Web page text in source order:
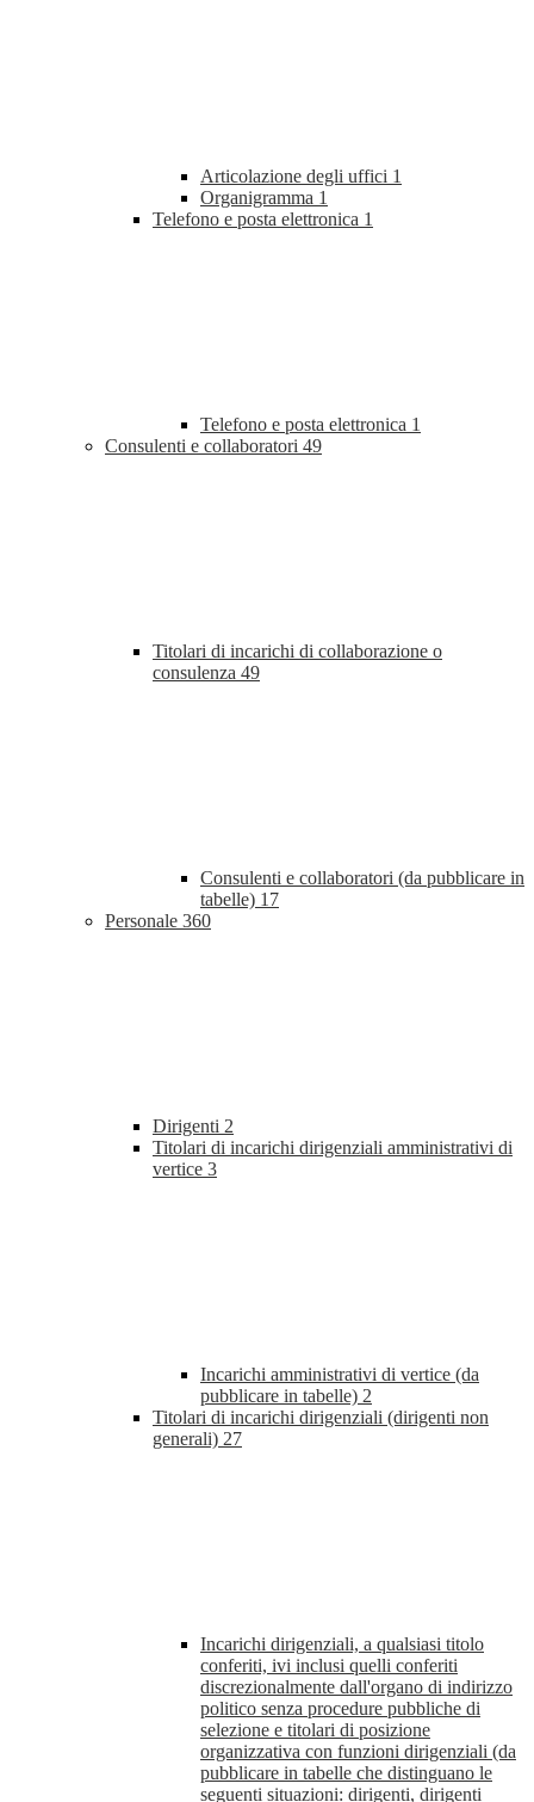
Articolazione degli uffici 1
Organigramma 1
Telefono e posta elettronica 1
Telefono e posta elettronica 1
Consulenti e collaboratori 49
Titolari di incarichi di collaborazione o
consulenza 49
Consulenti e collaboratori (da pubblicare in
tabelle) 17
Personale 360
Dirigenti 2
Titolari di incarichi dirigenziali amministrativi di
vertice 3
Incarichi amministrativi di vertice (da
pubblicare in tabelle) 2
Titolari di incarichi dirigenziali (dirigenti non
generali) 27
Incarichi dirigenziali, a qualsiasi titolo
conferiti, ivi inclusi quelli conferiti
discrezionalmente dall'organo di indirizzo
politico senza procedure pubbliche di
selezione e titolari di posizione
organizzativa con funzioni dirigenziali (da
pubblicare in tabelle che distinguano le
seguenti situazioni: dirigenti, dirigenti